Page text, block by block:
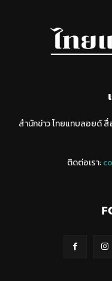
สำนักข่าว ไทยแทบลอยด์
ติดต่อเรา: